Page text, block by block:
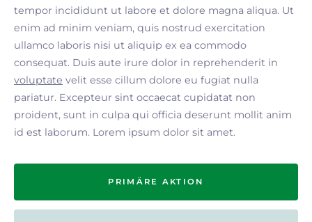
tempor incididunt ut labore et dolore magna aliqua. Ut
enim ad minim veniam, quis nostrud exercitation
ullamco laboris nisi ut aliquip ex ea commodo
consequat. Duis aute irure dolor in reprehenderit in
voluptate velit esse cillum dolore eu fugiat nulla
pariatur. Excepteur sint occaecat cupidatat non
proident, sunt in culpa qui officia deserunt mollit anim
id est laborum. Lorem ipsum dolor sit amet.
PRIMÄRE AKTION